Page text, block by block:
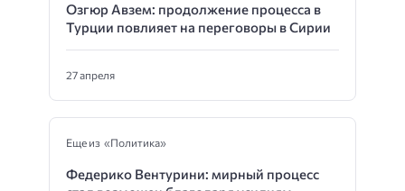
Озгюр Авзем: продолжение процесса в
Турции повлияет на переговоры в Сирии
27 апреля
Еще из «Политика»
Федерико Вентурини: мирный процесс